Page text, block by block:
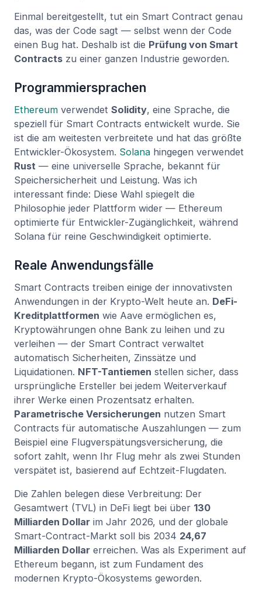
Einmal bereitgestellt, tut ein Smart Contract genau
das, was der Code sagt — selbst wenn der Code
einen Bug hat. Deshalb ist die Prüfung von Smart
Contracts zu einer ganzen Industrie geworden.
Programmiersprachen
Ethereum verwendet Solidity, eine Sprache, die
speziell für Smart Contracts entwickelt wurde. Sie
ist die am weitesten verbreitete und hat das größte
Entwickler-Ökosystem. Solana hingegen verwendet
Rust — eine universelle Sprache, bekannt für
Speichersicherheit und Leistung. Was ich
interessant finde: Diese Wahl spiegelt die
Philosophie jeder Plattform wider — Ethereum
optimierte für Entwickler-Zugänglichkeit, während
Solana für reine Geschwindigkeit optimierte.
Reale Anwendungsfälle
Smart Contracts treiben einige der innovativsten
Anwendungen in der Krypto-Welt heute an. DeFi-
Kreditplattformen wie Aave ermöglichen es,
Kryptowährungen ohne Bank zu leihen und zu
verleihen — der Smart Contract verwaltet
automatisch Sicherheiten, Zinssätze und
Liquidationen. NFT-Tantiemen stellen sicher, dass
ursprüngliche Ersteller bei jedem Weiterverkauf
ihrer Werke einen Prozentsatz erhalten.
Parametrische Versicherungen nutzen Smart
Contracts für automatische Auszahlungen — zum
Beispiel eine Flugverspätungsversicherung, die
sofort zahlt, wenn Ihr Flug mehr als zwei Stunden
verspätet ist, basierend auf Echtzeit-Flugdaten.
Die Zahlen belegen diese Verbreitung: Der
Gesamtwert (TVL) in DeFi liegt bei über 130
Milliarden Dollar im Jahr 2026, und der globale
Smart-Contract-Markt soll bis 2034 24,67
Milliarden Dollar erreichen. Was als Experiment auf
Ethereum begann, ist zum Fundament des
modernen Krypto-Ökosystems geworden.